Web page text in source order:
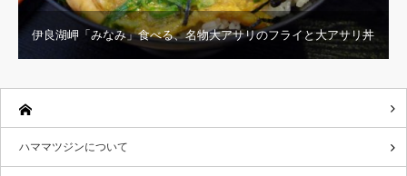
伊良湖岬「みなみ」食べる、名物大アサリのフライと大アサリ丼
ハママツジンについて